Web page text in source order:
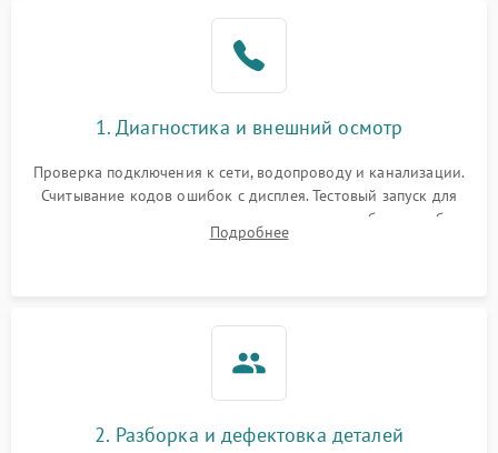
1. Диагностика и внешний осмотр
Проверка подключения к сети, водопроводу и канализации.
Считывание кодов ошибок с дисплея. Тестовый запуск для
выявления посторонних шумов, протечек или сбоев в работе
электронного модуля управления.
Подробнее
2. Разборка и дефектовка деталей